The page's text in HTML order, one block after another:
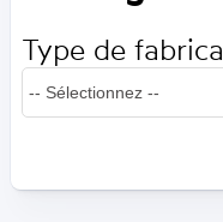
Type de